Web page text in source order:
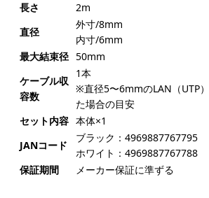
長さ
2m
直径
外寸/8mm
内寸/6mm
最大結束径 50mm
ケーブル収
容数
1本
※直径5〜6mmのLAN（UTP
た場合の目安
セット内容 本体×1
JANコード
ブラック：4969887767795
ホワイト：4969887767788
保証期間
メーカー保証に準ずる